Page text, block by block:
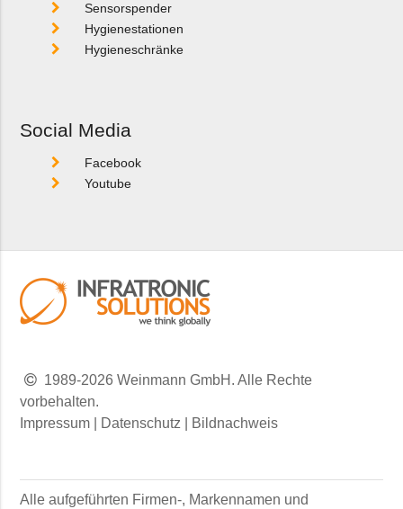
Sensorspender
Hygienestationen
Hygieneschränke
Social Media
Facebook
Youtube
1989-2026 Weinmann GmbH. Alle Rechte
vorbehalten.
Impressum
Datenschutz Bildnachweis
Alle aufgeführten Firmen-, Markennamen und